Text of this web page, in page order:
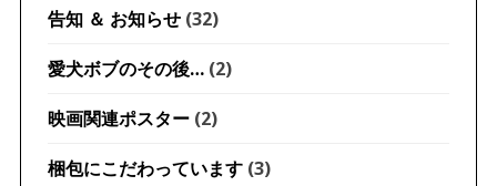
告知 ＆ お知らせ(32)
愛犬ボブのその後…(2)
映画関連ポスター(2)
梱包にこだわっています(3)